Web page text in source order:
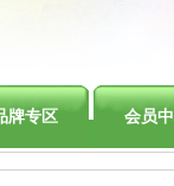
牌专区 会员